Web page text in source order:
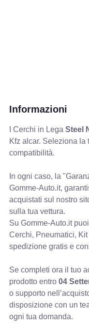
Informazioni
I Cerchi in LegaSteel
Kfz alcar. Seleziona la
compatibilità.
In ogni caso, la
Gomme-Auto.it,
acquistati sul nostro
sulla tua vettura.
Su Gomme-Auto.it
Cerchi, Pneumatici,
spedizione gratis e
Se completi ora il tuo
prodotto entro04
o supporto
disposizione con un
ogni tua domanda.